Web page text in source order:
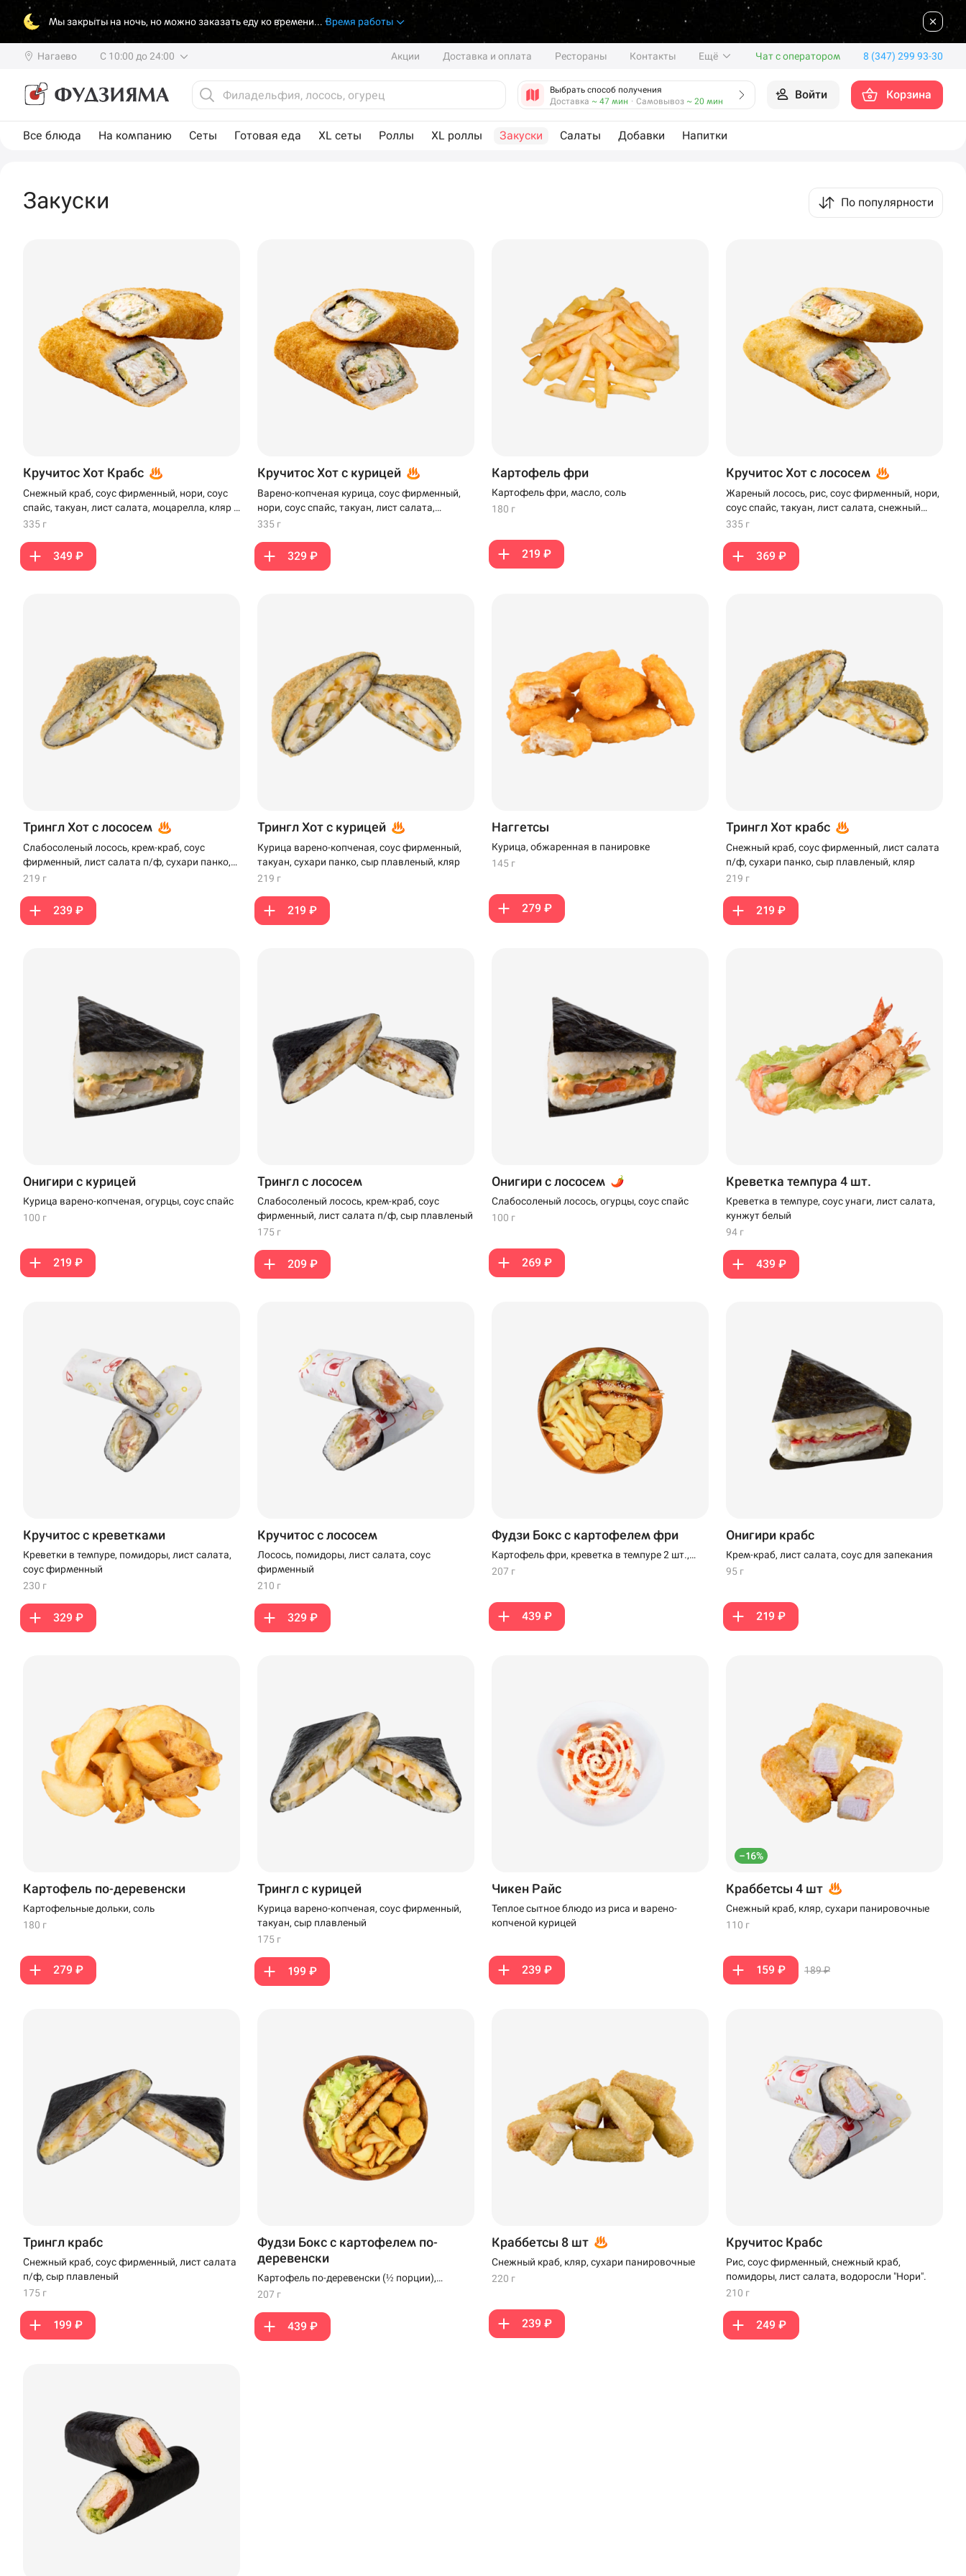
Мы закрыты на ночь, но можно заказать еду ко времени... Время работы
Нагаево С 10:00 до 24:00 Акции Доставка и оплата Рестораны Контакты Ещё Чат с оператором 8 (347) 299 93-30
Выбрать способ получения
Доставка ~ 47 мин · Самовывоз ~ 20 мин Войти Корзина
Все блюда На компанию Сеты Готовая еда XL сеты Роллы XL роллы Закуски Салаты Добавки Напитки
Закуски По популярности
Кручитос Хот Крабс
Снежный краб, соус фирменный, нори, соус
спайс, такуан, лист салата, моцарелла, кляр и
панко
335 г
349 ₽
Кручитос Хот с курицей
Варено-копченая курица, соус фирменный,
нори, соус спайс, такуан, лист салата,
моцарелла, кляр и панко
335 г
329 ₽
Картофель фри
Картофель фри, масло, соль
180 г
219 ₽
Кручитос Хот с лососем
Жареный лосось, рис, соус фирменный, нори,
соус спайс, такуан, лист салата, снежный
краб, моцарелла, кляр и панко
335 г
369 ₽
Трингл Хот с лососем
Слабосоленый лосось, крем-краб, соус
фирменный, лист салата п/ф, сухари панко,
сыр плавленый, кляр
219 г
239 ₽
Трингл Хот с курицей
Курица варено-копченая, соус фирменный,
такуан, сухари панко, сыр плавленый, кляр
219 г
219 ₽
Наггетсы
Курица, обжаренная в панировке
145 г
279 ₽
Трингл Хот крабс
Снежный краб, соус фирменный, лист салата
п/ф, сухари панко, сыр плавленый, кляр
219 г
219 ₽
Онигири с курицей
Курица варено-копченая, огурцы, соус спайс
100 г
219 ₽
Трингл с лососем
Слабосоленый лосось, крем-краб, соус
фирменный, лист салата п/ф, сыр плавленый
175 г
209 ₽
Онигири с лососем
Слабосоленый лосось, огурцы, соус спайс
100 г
269 ₽
Креветка темпура 4 шт.
Креветка в темпуре, соус унаги, лист салата,
кунжут белый
94 г
439 ₽
Кручитос с креветками
Креветки в темпуре, помидоры, лист салата,
соус фирменный
230 г
329 ₽
Кручитос с лососем
Лосось, помидоры, лист салата, соус
фирменный
210 г
329 ₽
Фудзи Бокс с картофелем фри
Картофель фри, креветка в темпуре 2 шт.,
наггетсы, салат Айсберг, соус Унаги, кунжут
207 г
439 ₽
Онигири крабс
Крем-краб, лист салата, соус для запекания
95 г
219 ₽
Картофель по-деревенски
Картофельные дольки, соль
180 г
279 ₽
Трингл с курицей
Курица варено-копченая, соус фирменный,
такуан, сыр плавленый
175 г
199 ₽
Чикен Райс
Теплое сытное блюдо из риса и варено-
копченой курицей
239 ₽
–16%
Краббетсы 4 шт
Снежный краб, кляр, сухари панировочные
110 г
159 ₽ 189 ₽
Трингл крабс
Снежный краб, соус фирменный, лист салата
п/ф, сыр плавленый
175 г
199 ₽
Фудзи Бокс с картофелем по-
деревенски
Картофель по-деревенски (½ порции),
креветка в темпуре (2 шт), наггетсы (4 шт)
207 г
439 ₽
Краббетсы 8 шт
Снежный краб, кляр, сухари панировочные
220 г
239 ₽
Кручитос Крабс
Рис, соус фирменный, снежный краб,
помидоры, лист салата, водоросли "Нори".
210 г
249 ₽
Уренгой
Самовывоз
ул. Советская, 26/1 · Ост.